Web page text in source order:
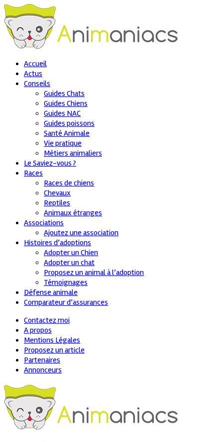
Accueil
Actus
Conseils
Guides Chats
Guides Chiens
Guides NAC
Guides poissons
Santé Animale
Vie pratique
Métiers animaliers
Le Saviez-vous ?
Races
Races de chiens
Chevaux
Reptiles
Animaux étranges
Associations
Ajoutez une association
Histoires d’adoptions
Adopter un Chien
Adopter un chat
Proposez un animal à l’adoption
Témoignages
Défense animale
Comparateur d’assurances
Contactez moi
A propos
Mentions Légales
Proposez un article
Partenaires
Annonceurs